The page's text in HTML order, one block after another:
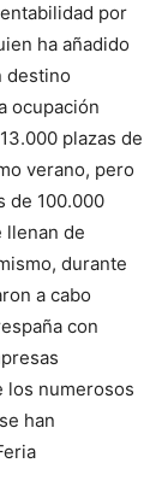
por
ha añadido
destino
ocupación
plazas de
verano, pero
de 100.000
llenan de
durante
a cabo
con
los numerosos
han